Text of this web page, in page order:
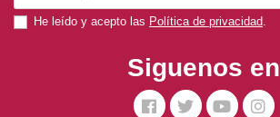
He leído y acepto las Política de privacidad
Siguenos en